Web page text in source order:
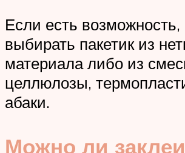
Если есть возможность,
выбирать пакетик из
материала либо из
целлюлозы,
абаки.
Можно ли